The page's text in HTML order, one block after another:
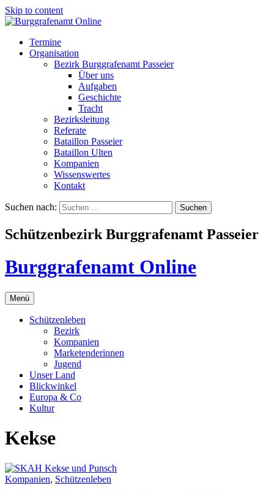
Skip to content
Termine
Organisation
Bezirk Burggrafenamt Passeier
Über uns
Aufgaben
Geschichte
Tracht
Bezirksleitung
Referate
Bataillon Passeier
Bataillon Ulten
Kompanien
Wissenswertes
Kontakt
Suchen nach:
Schützenbezirk Burggrafenamt Passeier
Burggrafenamt Online
Menü
Schützenleben
Bezirk
Kompanien
Marketenderinnen
Jugend
Unser Land
Blickwinkel
Europa & Co
Kultur
Kekse
Kompanien, Schützenleben